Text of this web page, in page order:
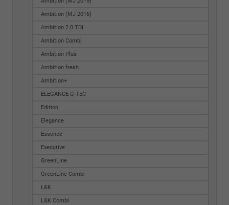
Ambition (MJ 2016)
Ambition 2.0 TDI
Ambition Combi
Ambition Plus
Ambition fresh
Ambition+
ELEGANCE G-TEC
Edition
Elegance
Essence
Executive
GreenLine
GreenLine Combi
L&K
L&K Combi